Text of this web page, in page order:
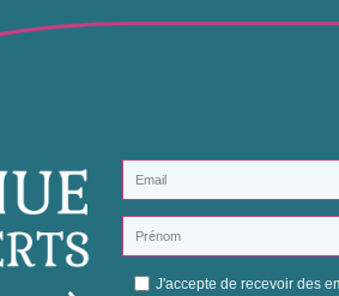
(0)
az első, aki véleményt ír